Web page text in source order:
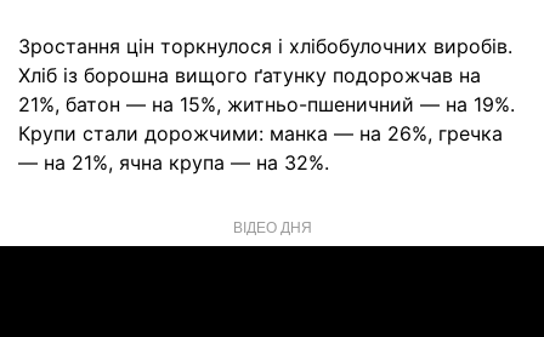
Зростання цін торкнулося і хлібобулочних виробів.
Хліб із борошна вищого ґатунку подорожчав на
21%, батон — на 15%, житньо-пшеничний — на 19%.
Крупи стали дорожчими: манка — на 26%, гречка
— на 21%, ячна крупа — на 32%.
ВІДЕО ДНЯ